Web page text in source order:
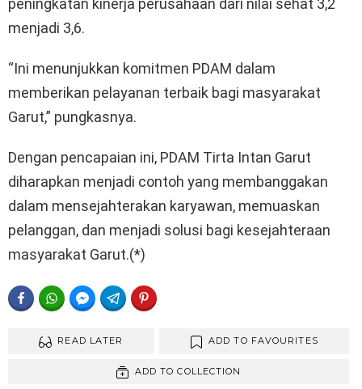
peningkatan kinerja perusahaan dari nilai sehat 3,2
menjadi 3,6.
“Ini menunjukkan komitmen PDAM dalam
memberikan pelayanan terbaik bagi masyarakat
Garut,” pungkasnya.
Dengan pencapaian ini, PDAM Tirta Intan Garut
diharapkan menjadi contoh yang membanggakan
dalam mensejahterakan karyawan, memuaskan
pelanggan, dan menjadi solusi bagi kesejahteraan
masyarakat Garut.(*)
FACEBOOKWHATSAPPFACEBOOK MESSENGER
TELEGRAM
READ LATER ADD TO FAVOURITES
ADD TO COLLECTION